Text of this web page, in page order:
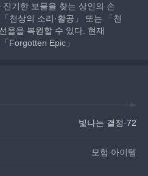
기한 보물을 찾는 상인의 손
천상의 소리·활공」 또는 「천
율을 복원할 수 있다. 현재
Forgotten Epic」
빛나는 결정·72
모험 아이템